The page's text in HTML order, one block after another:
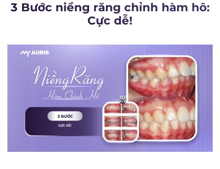
3 Bước niềng răng chỉnh hàm hô:
Cực dễ!